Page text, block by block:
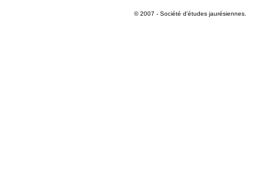
© 2007 - Société d'études jaurésiennes.